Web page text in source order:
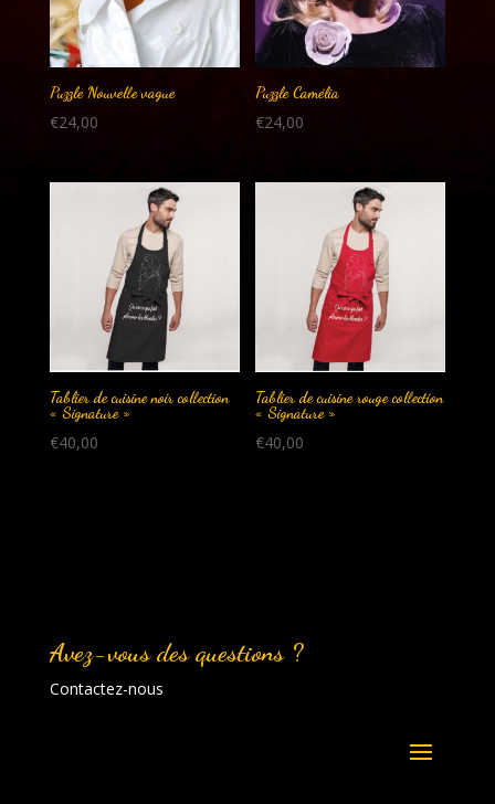
Puzzle Nouvelle vague
€24,00
Puzzle Camélia
€24,00
Tablier de cuisine noir collection
« Signature »
€40,00
Tablier de cuisine rouge collection
« Signature »
€40,00
Avez-vous des questions ?
Contactez-nous